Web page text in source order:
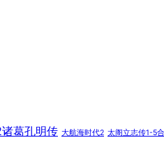
葛孔明传 大航海时代2 太阁立志传1-5